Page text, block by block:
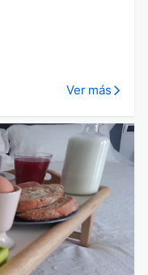
Ver más